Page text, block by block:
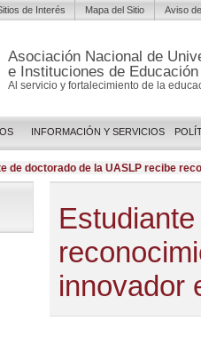
Asociación Nacional de
e Instituciones de
Al servicio y fortalecimiento de la
INFORMACIÓN Y SERVICIOS
de Interés Mapa del Sitio Aviso
de doctorado de la UASLP recibe
innovador